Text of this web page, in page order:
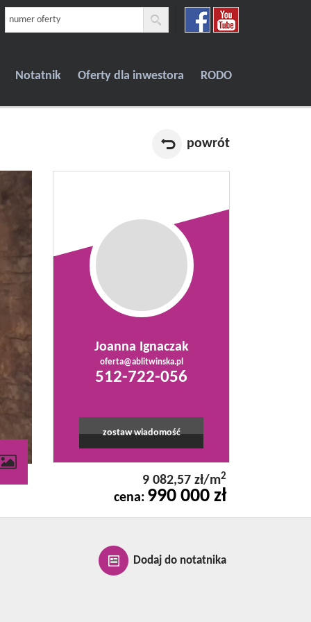
Notatnik Oferty dla inwestora RODO
powrót
Joanna Ignaczak
oferta@ablitwinska.pl
512-722-056
zostaw wiadomość
9 082,57 zł/m2
cena: 990 000 zł
Dodaj do notatnika